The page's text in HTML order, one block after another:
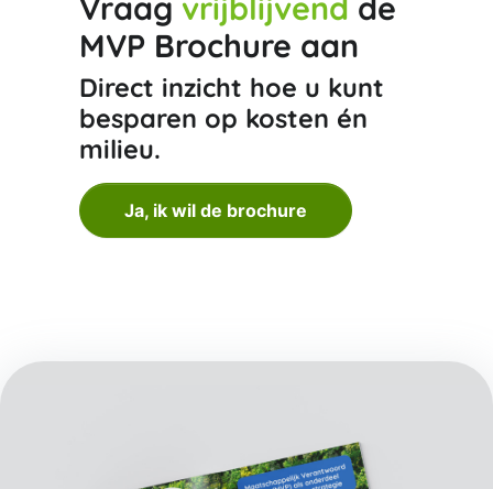
MVP Brochure aan
Direct inzicht hoe u kunt
besparen op kosten én
milieu.
Ja, ik wil de brochure